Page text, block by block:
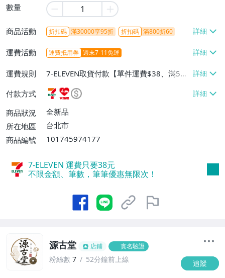
數量
商品活動 折扣碼 滿30000享95折 折扣碼 滿800折60
運費活動 運費抵用券 週末7-11免運
運費規則
7-ELEVEN取貨付款【單件運費$38、滿5件
或消費滿$1298免運費】、7-ELEVEN取貨
不付款【免運費】、萊爾富取貨付款【單件
運費$60、滿5件或消費滿$1298免運
費】、宅配/貨運【單件運費$120、滿5件
付款方式
商品狀況
全新品
所在地區
台北市
商品編號
101745974177
7-ELEVEN 運費只要38元
不限金額、筆數，筆筆優惠無限次！
源古堂 店鋪 實名驗證
粉絲數 7 52分鐘前上線 追蹤